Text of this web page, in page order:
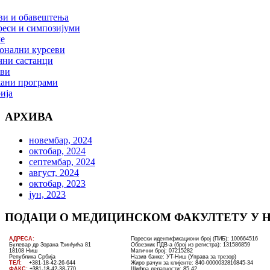
и обавештења
и симпозијуми
курсеви
састанци
програми
АРХИВА
новембар, 2024
октобар, 2024
септембар, 2024
август, 2024
октобар, 2023
јун, 2023
ПОДАЦИ О МЕДИЦИНСКОМ ФАКУЛТЕТУ У
AДРЕСА:
Булевар др Зорана Ђинђића 81
18108 Ниш
Република Србија
ТЕЛ: +381-18-42-26-644
Порески идентификациони број (ПИБ): 100664516
Обвезник ПДВ-а (број из регистра): 131586859
Матични број: 07215282
Назив банке: УT-Ниш (Управа за трезор)
Жиро рачун за клијенте:840-0000032816845-34